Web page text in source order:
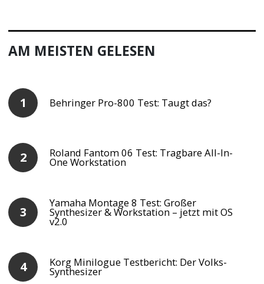
AM MEISTEN GELESEN
Behringer Pro-800 Test: Taugt das?
Roland Fantom 06 Test: Tragbare All-In-
One Workstation
Yamaha Montage 8 Test: Großer
Synthesizer & Workstation – jetzt mit OS
v2.0
Korg Minilogue Testbericht: Der Volks-
Synthesizer